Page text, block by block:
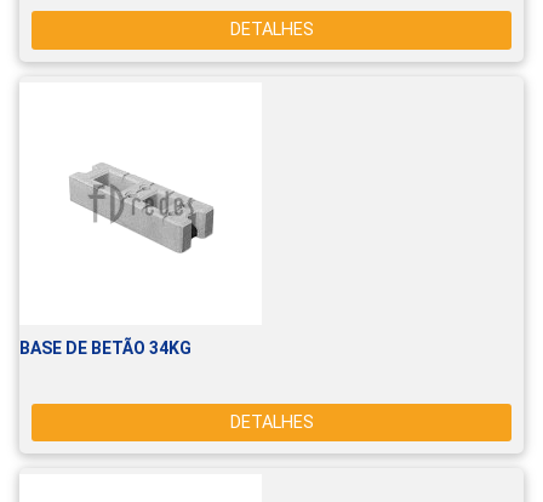
DETALHES
BASE DE BETÃO 34KG
DETALHES